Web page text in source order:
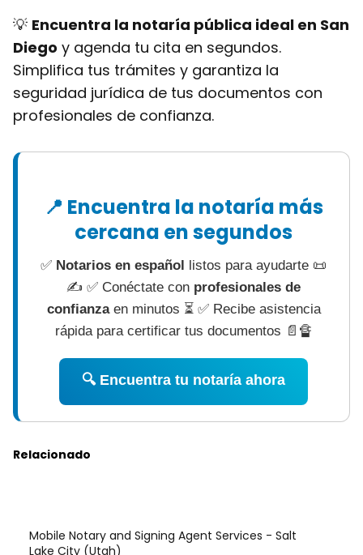
💡 Encuentra la notaría pública ideal en San
Diego y agenda tu cita en segundos.
Simplifica tus trámites y garantiza la
seguridad jurídica de tus documentos con
profesionales de confianza.
📍 Encuentra la notaría más
cercana en segundos
✅ Notarios en español listos para ayudarte 📜
✍ ✅ Conéctate con profesionales de
confianzaen minutos ⏳ ✅ Recibe asistencia
rápida para certificar tus documentos 📄🔏
🔍 Encuentra tu notaría ahora
Relacionado
Mobile Notary and Signing Agent Services - Salt
Lake City (Utah)